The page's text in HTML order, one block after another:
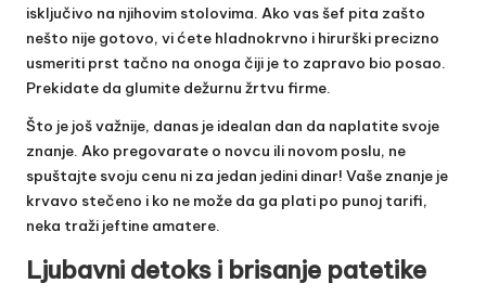
isključivo na njihovim stolovima. Ako vas šef pita zašto
nešto nije gotovo, vi ćete hladnokrvno i hirurški precizno
usmeriti prst tačno na onoga čiji je to zapravo bio posao.
Prekidate da glumite dežurnu žrtvu firme.
Što je još važnije, danas je idealan dan da naplatite svoje
znanje. Ako pregovarate o novcu ili novom poslu, ne
spuštajte svoju cenu ni za jedan jedini dinar! Vaše znanje je
krvavo stečeno i ko ne može da ga plati po punoj tarifi,
neka traži jeftine amatere.
Ljubavni detoks i brisanje patetike